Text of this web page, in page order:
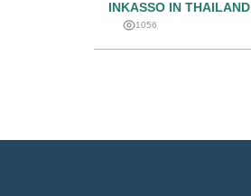
INKASSO IN THAILAND
1056